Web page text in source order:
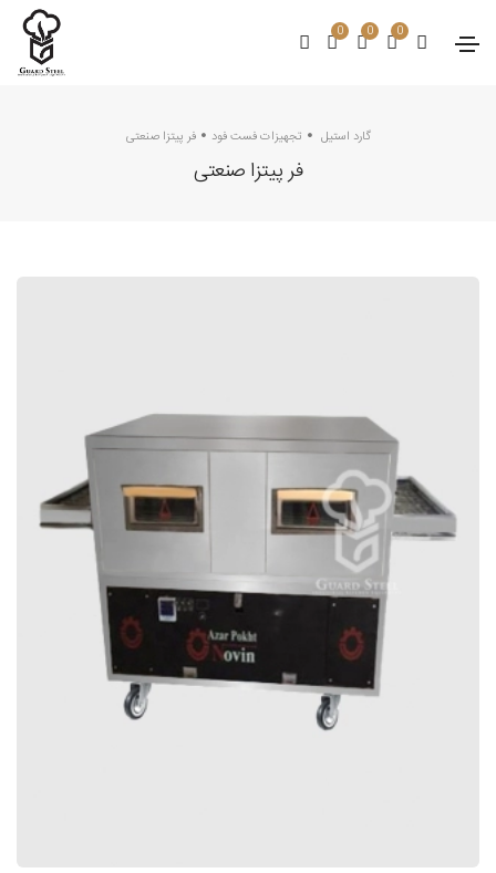
0 0 0
گارد استیل تجهیزات فست فود فر پیتزا صنعتی
فر پیتزا صنعتی